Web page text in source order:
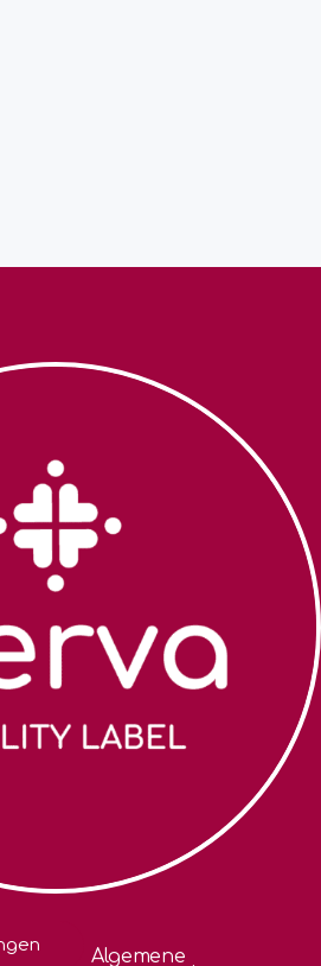
Algemene